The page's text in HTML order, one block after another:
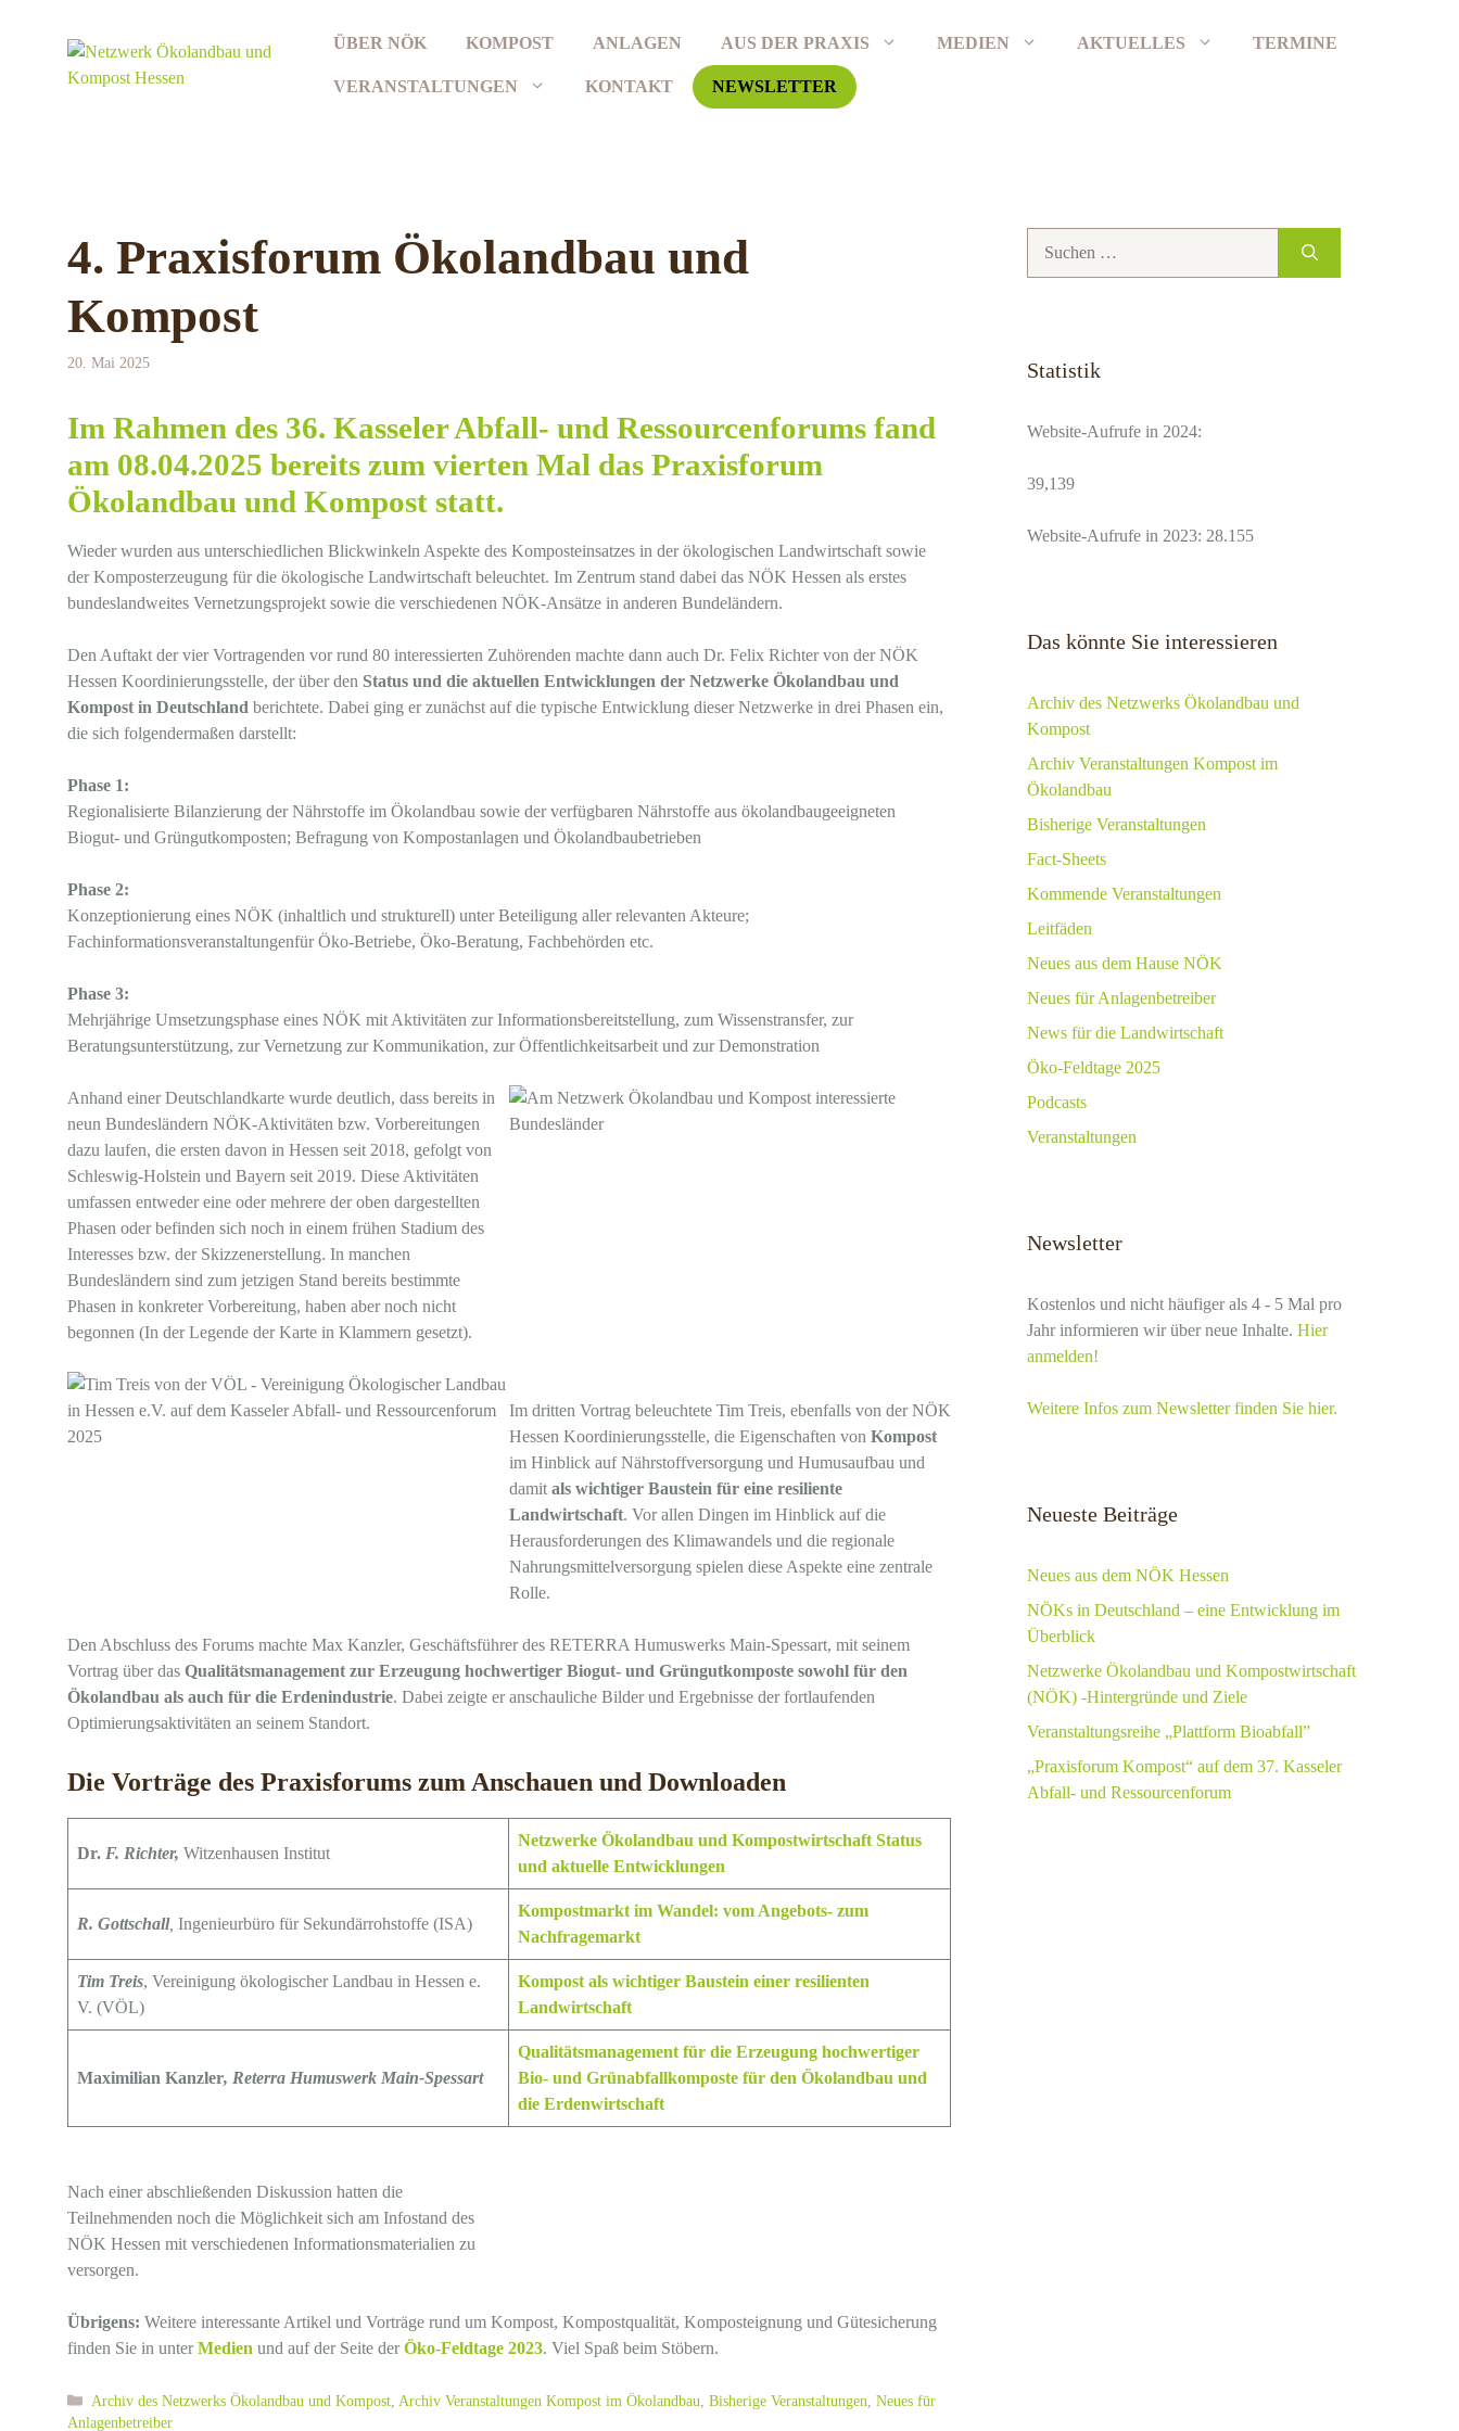
ÜBER NÖK KOMPOST ANLAGEN AUS DER PRAXIS MEDIEN AKTUELLES TERMINE
VERANSTALTUNGEN KONTAKT NEWSLETTER
4. Praxisforum Ökolandbau und
Kompost
20. Mai 2025
Im Rahmen des 36. Kasseler Abfall- und Ressourcenforums fand
am 08.04.2025 bereits zum vierten Mal das Praxisforum
Ökolandbau und Kompost statt.
Wieder wurden aus unterschiedlichen Blickwinkeln Aspekte des Komposteinsatzes in der ökologischen Landwirtschaft sowie
der Komposterzeugung für die ökologische Landwirtschaft beleuchtet. Im Zentrum stand dabei das NÖK Hessen als erstes
bundeslandweites Vernetzungsprojekt sowie die verschiedenen NÖK-Ansätze in anderen Bundeländern.
Den Auftakt der vier Vortragenden vor rund 80 interessierten Zuhörenden machte dann auch Dr. Felix Richter von der NÖK
Hessen Koordinierungsstelle, der über den Status und die aktuellen Entwicklungen der Netzwerke Ökolandbau und
Kompost in Deutschland berichtete. Dabei ging er zunächst auf die typische Entwicklung dieser Netzwerke in drei Phasen ein,
die sich folgendermaßen darstellt:
Phase 1:
Regionalisierte Bilanzierung der Nährstoffe im Ökolandbau sowie der verfügbaren Nährstoffe aus ökolandbaugeeigneten
Biogut- und Grüngutkomposten; Befragung von Kompostanlagen und Ökolandbaubetrieben
Phase 2:
Konzeptionierung eines NÖK (inhaltlich und strukturell) unter Beteiligung aller relevanten Akteure;
Fachinformationsveranstaltungenfür Öko-Betriebe, Öko-Beratung, Fachbehörden etc.
Phase 3:
Mehrjährige Umsetzungsphase eines NÖK mit Aktivitäten zur Informationsbereitstellung, zum Wissenstransfer, zur
Beratungsunterstützung, zur Vernetzung zur Kommunikation, zur Öffentlichkeitsarbeit und zur Demonstration
Anhand einer Deutschlandkarte wurde deutlich, dass bereits in
neun Bundesländern NÖK-Aktivitäten bzw. Vorbereitungen
dazu laufen, die ersten davon in Hessen seit 2018, gefolgt von
Schleswig-Holstein und Bayern seit 2019. Diese Aktivitäten
umfassen entweder eine oder mehrere der oben dargestellten
Phasen oder befinden sich noch in einem frühen Stadium des
Interesses bzw. der Skizzenerstellung. In manchen
Bundesländern sind zum jetzigen Stand bereits bestimmte
Phasen in konkreter Vorbereitung, haben aber noch nicht
begonnen (In der Legende der Karte in Klammern gesetzt).
Im dritten Vortrag beleuchtete Tim Treis, ebenfalls von der NÖK
Hessen Koordinierungsstelle, die Eigenschaften von Kompost
im Hinblick auf Nährstoffversorgung und Humusaufbau und
damit als wichtiger Baustein für eine resiliente
Landwirtschaft. Vor allen Dingen im Hinblick auf die
Herausforderungen des Klimawandels und die regionale
Nahrungsmittelversorgung spielen diese Aspekte eine zentrale
Rolle.
Den Abschluss des Forums machte Max Kanzler, Geschäftsführer des RETERRA Humuswerks Main-Spessart, mit seinem
Vortrag über das Qualitätsmanagement zur Erzeugung hochwertiger Biogut- und Grüngutkomposte sowohl für den
Ökolandbau als auch für die Erdenindustrie. Dabei zeigte er anschauliche Bilder und Ergebnisse der fortlaufenden
Optimierungsaktivitäten an seinem Standort.
Die Vorträge des Praxisforums zum Anschauen und Downloaden
Dr. F. Richter, Witzenhausen Institut
Netzwerke Ökolandbau und Kompostwirtschaft Status
und aktuelle Entwicklungen
R. Gottschall, Ingenieurbüro für Sekundärrohstoffe (ISA)
Kompostmarkt im Wandel: vom Angebots- zum
Nachfragemarkt
Tim Treis, Vereinigung ökologischer Landbau in Hessen e.
V. (VÖL)
Kompost als wichtiger Baustein einer resilienten
Landwirtschaft
Maximilian Kanzler, Reterra Humuswerk Main-Spessart
Qualitätsmanagement für die Erzeugung hochwertiger
Bio- und Grünabfallkomposte für den Ökolandbau und
die Erdenwirtschaft
Nach einer abschließenden Diskussion hatten die
Teilnehmenden noch die Möglichkeit sich am Infostand des
NÖK Hessen mit verschiedenen Informationsmaterialien zu
versorgen.
Übrigens: Weitere interessante Artikel und Vorträge rund um Kompost, Kompostqualität, Komposteignung und Gütesicherung
finden Sie in unterMedien und auf der Seite derÖko-Feldtage 2023. Viel Spaß beim Stöbern.
Kategorien
Archiv des Netzwerks Ökolandbau und Kompost, Archiv Veranstaltungen Kompost im Ökolandbau Bisherige Veranstaltungen Neues für
Anlagenbetreiber
Statistik
Website-Aufrufe in 2024:
39,139
Website-Aufrufe in 2023: 28.155
Das könnte Sie interessieren
Archiv des Netzwerks Ökolandbau und
Kompost
Archiv Veranstaltungen Kompost im
Ökolandbau
Bisherige Veranstaltungen
Fact-Sheets
Kommende Veranstaltungen
Leitfäden
Neues aus dem Hause NÖK
Neues für Anlagenbetreiber
News für die Landwirtschaft
Öko-Feldtage 2025
Podcasts
Veranstaltungen
Newsletter
Kostenlos und nicht häufiger als 4 - 5 Mal pro
Jahr informieren wir über neue Inhalte. Hier
anmelden!
Weitere Infos zum Newsletter finden Sie hier.
Neueste Beiträge
Neues aus dem NÖK Hessen
NÖKs in Deutschland – eine Entwicklung im
Überblick
Netzwerke Ökolandbau und Kompostwirtschaft
(NÖK) -Hintergründe und Ziele
Veranstaltungsreihe „Plattform Bioabfall”
„Praxisforum Kompost“ auf dem 37. Kasseler
Abfall- und Ressourcenforum